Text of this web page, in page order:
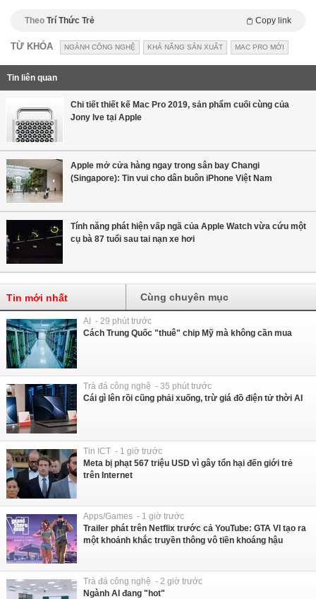
Theo Trí Thức Trẻ Copy link
TỪ KHÓA NGÀNH CÔNG NGHỆ KHẢ NĂNG SẢN XUẤT MAC PRO MỚI
Tin liên quan
Chi tiết thiết kế Mac Pro 2019, sản phẩm cuối cùng của
Jony Ive tại Apple
Apple mở cửa hàng ngay trong sân bay Changi
(Singapore): Tin vui cho dân buôn iPhone Việt Nam
Tính năng phát hiện vấp ngã của Apple Watch vừa cứu một
cụ bà 87 tuổi sau tai nạn xe hơi
Tin mới nhất Cùng chuyên mục
AI - 29 phút trước
Cách Trung Quốc "thuê" chip Mỹ mà không cần mua
Trà đá công nghệ - 35 phút trước
Cái gì lên rồi cũng phải xuống, trừ giá đồ điện tử thời AI
Tin ICT - 1 giờ trước
Meta bị phạt 567 triệu USD vì gây tổn hại đến giới trẻ
trên Internet
Apps/Games - 1 giờ trước
Trailer phát trên Netflix trước cả YouTube: GTA VI tạo ra
một khoảnh khắc truyền thông vô tiền khoáng hậu
Trà đá công nghệ - 2 giờ trước
Ngành AI đang "hot"